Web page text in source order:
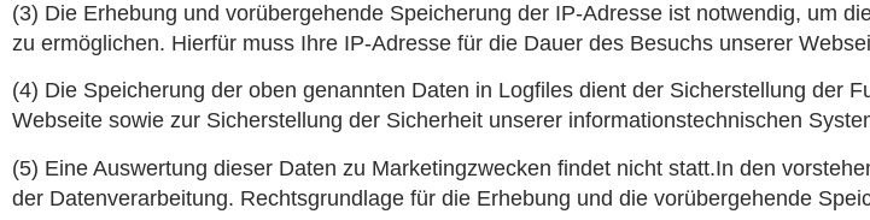
(3) Die Erhebung und vorübergehende Speicherung der IP-Adresse ist notwendig, um
zu ermöglichen. Hierfür muss Ihre IP-Adresse für die Dauer des Besuchs unserer
(4) Die Speicherung der oben genannten Daten in Logfiles dient der Sicherstellung der
Webseite sowie zur Sicherstellung der Sicherheit unserer informationstechnischen
(5) Eine Auswertung dieser Daten zu Marketingzwecken findet nicht statt.In den
der Datenverarbeitung. Rechtsgrundlage für die Erhebung und die vorübergehende